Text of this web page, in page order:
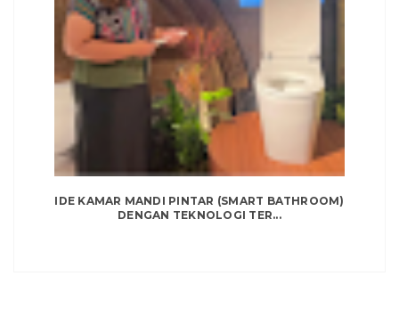
IDE KAMAR MANDI PINTAR (SMART BATHROOM)
DENGAN TEKNOLOGI TER...